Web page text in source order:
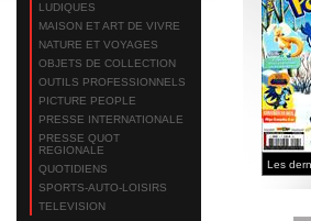
LUDIQUES
MAISON ET ART DE VIVRE
NATURE ET VOYAGES
OBJETS DE COLLECTION
OUTILS PROFESSIONNELS
PICTURE PEOPLE
PRESSE INTERNATIONALE
PRESSE QUOT
REGIONALE
QUOTIDIENS
SPORTS-AUTO-LOISIRS
TELEVISION